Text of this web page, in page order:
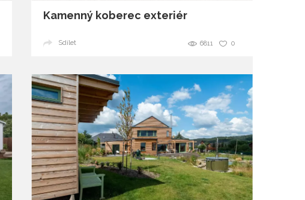
Kamenný koberec exteriér
0
6811
Sdílet